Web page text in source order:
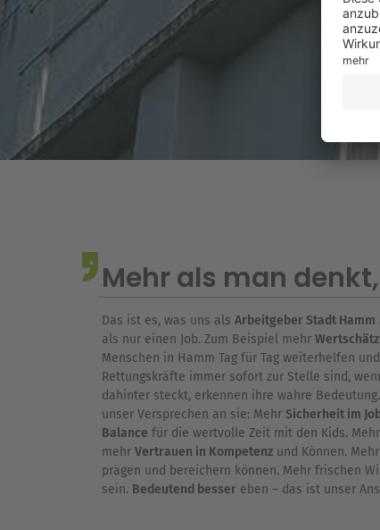
Mehr als man
Das ist es, was uns als Arbeitgeber Stadt Hamm
als nur einen Job. Zum Beispiel mehr
Menschen in Hamm Tag für Tag weiterhelfen
Rettungskräfte immer sofort zur Stelle sind,
dahinter steckt, erkennen ihre wahre
unser Versprechen an sie: Mehr Sicherheit im
Balance für die wertvolle Zeit mit den Kids.
mehr Vertrauen in Kompetenz und Können.
prägen und bereichern können. Mehr frischen
sein. Bedeutend besser eben – das ist unser